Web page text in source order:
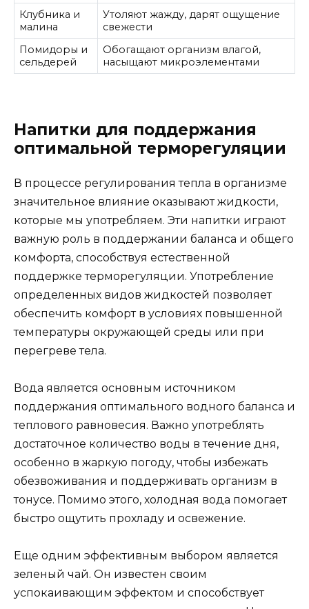
Клубника и
малина
Утоляют жажду, дарят ощущение
свежести
Помидоры и
сельдерей
Обогащают организм влагой,
насыщают микроэлементами
Напитки для поддержания
оптимальной терморегуляции
В процессе регулирования тепла в организме
значительное влияние оказывают жидкости,
которые мы употребляем. Эти напитки играют
важную роль в поддержании баланса и общего
комфорта, способствуя естественной
поддержке терморегуляции. Употребление
определенных видов жидкостей позволяет
обеспечить комфорт в условиях повышенной
температуры окружающей среды или при
перегреве тела.
Вода является основным источником
поддержания оптимального водного баланса и
теплового равновесия. Важно употреблять
достаточное количество воды в течение дня,
особенно в жаркую погоду, чтобы избежать
обезвоживания и поддерживать организм в
тонусе. Помимо этого, холодная вода помогает
быстро ощутить прохладу и освежение.
Еще одним эффективным выбором является
зеленый чай. Он известен своим
успокаивающим эффектом и способствует